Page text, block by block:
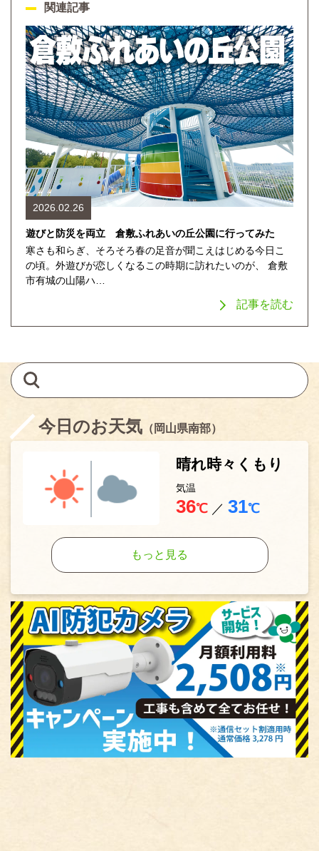
関連記事
2026.02.26
遊びと防災を両立 倉敷ふれあいの丘公園に行ってみた
寒さも和らぎ、そろそろ春の足音が聞こえはじめる今日こ
の頃。外遊びが恋しくなるこの時期に訪れたいのが、 倉敷
市有城の山陽ハ…
記事を読む
今日のお天気 （岡山県南部）
晴れ時々くもり
気温
36℃ ／ 31℃
もっと見る